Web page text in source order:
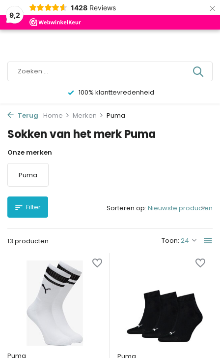
9,2
1428 Reviews ×
0
100% klanttevredenheid
Terug Home Merken Puma
Sokken van het merk Puma
Onze merken
Puma
Filter
13 producten Toon:
Sorteren op:
Puma
Puma